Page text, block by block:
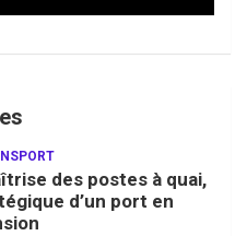
des postes à quai,
d’un port en